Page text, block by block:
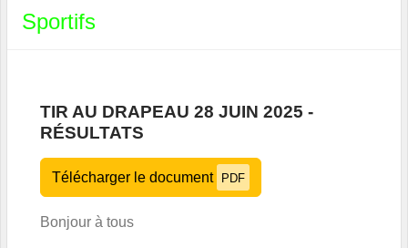
Sportifs
TIR AU DRAPEAU 28 JUIN 2025 -
RÉSULTATS
Télécharger le document PDF
Bonjour à tous